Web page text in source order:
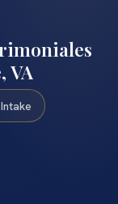
VA
Intake